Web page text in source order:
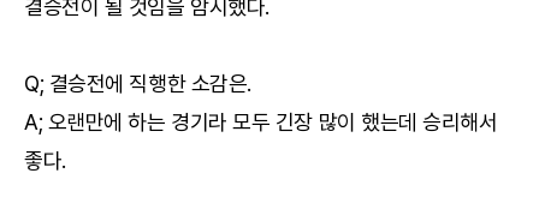
결승전이 될 것임을 암시했다.
Q; 결승전에 직행한 소감은.
A; 오랜만에 하는 경기라 모두 긴장 많이 했는데 승리해서
좋다.